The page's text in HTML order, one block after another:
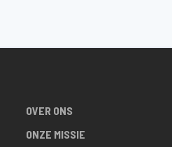
OVER ONS
ONZE MISSIE